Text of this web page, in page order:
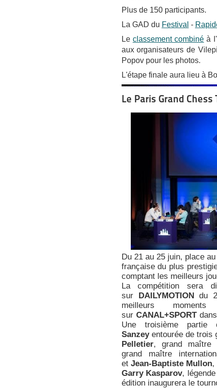
Plus de 150 participants.
La GAD du Festival -
Le classement combiné à
aux organisateurs de
Popov pour les photos.
L'étape finale aura lieu à
Le Paris Grand Chess
Du 21 au 25 juin, place
française du plus
comptant les meilleurs
La compétition sera
sur DAILYMOTIONdu
meilleurs
sur CANAL+SPORTdans
Une troisième
Sanzeyentourée de trois
Pelletier, grand maître
grand maître
et Jean-Baptiste Mullon,
Garry Kasparov,
édition inaugurera le